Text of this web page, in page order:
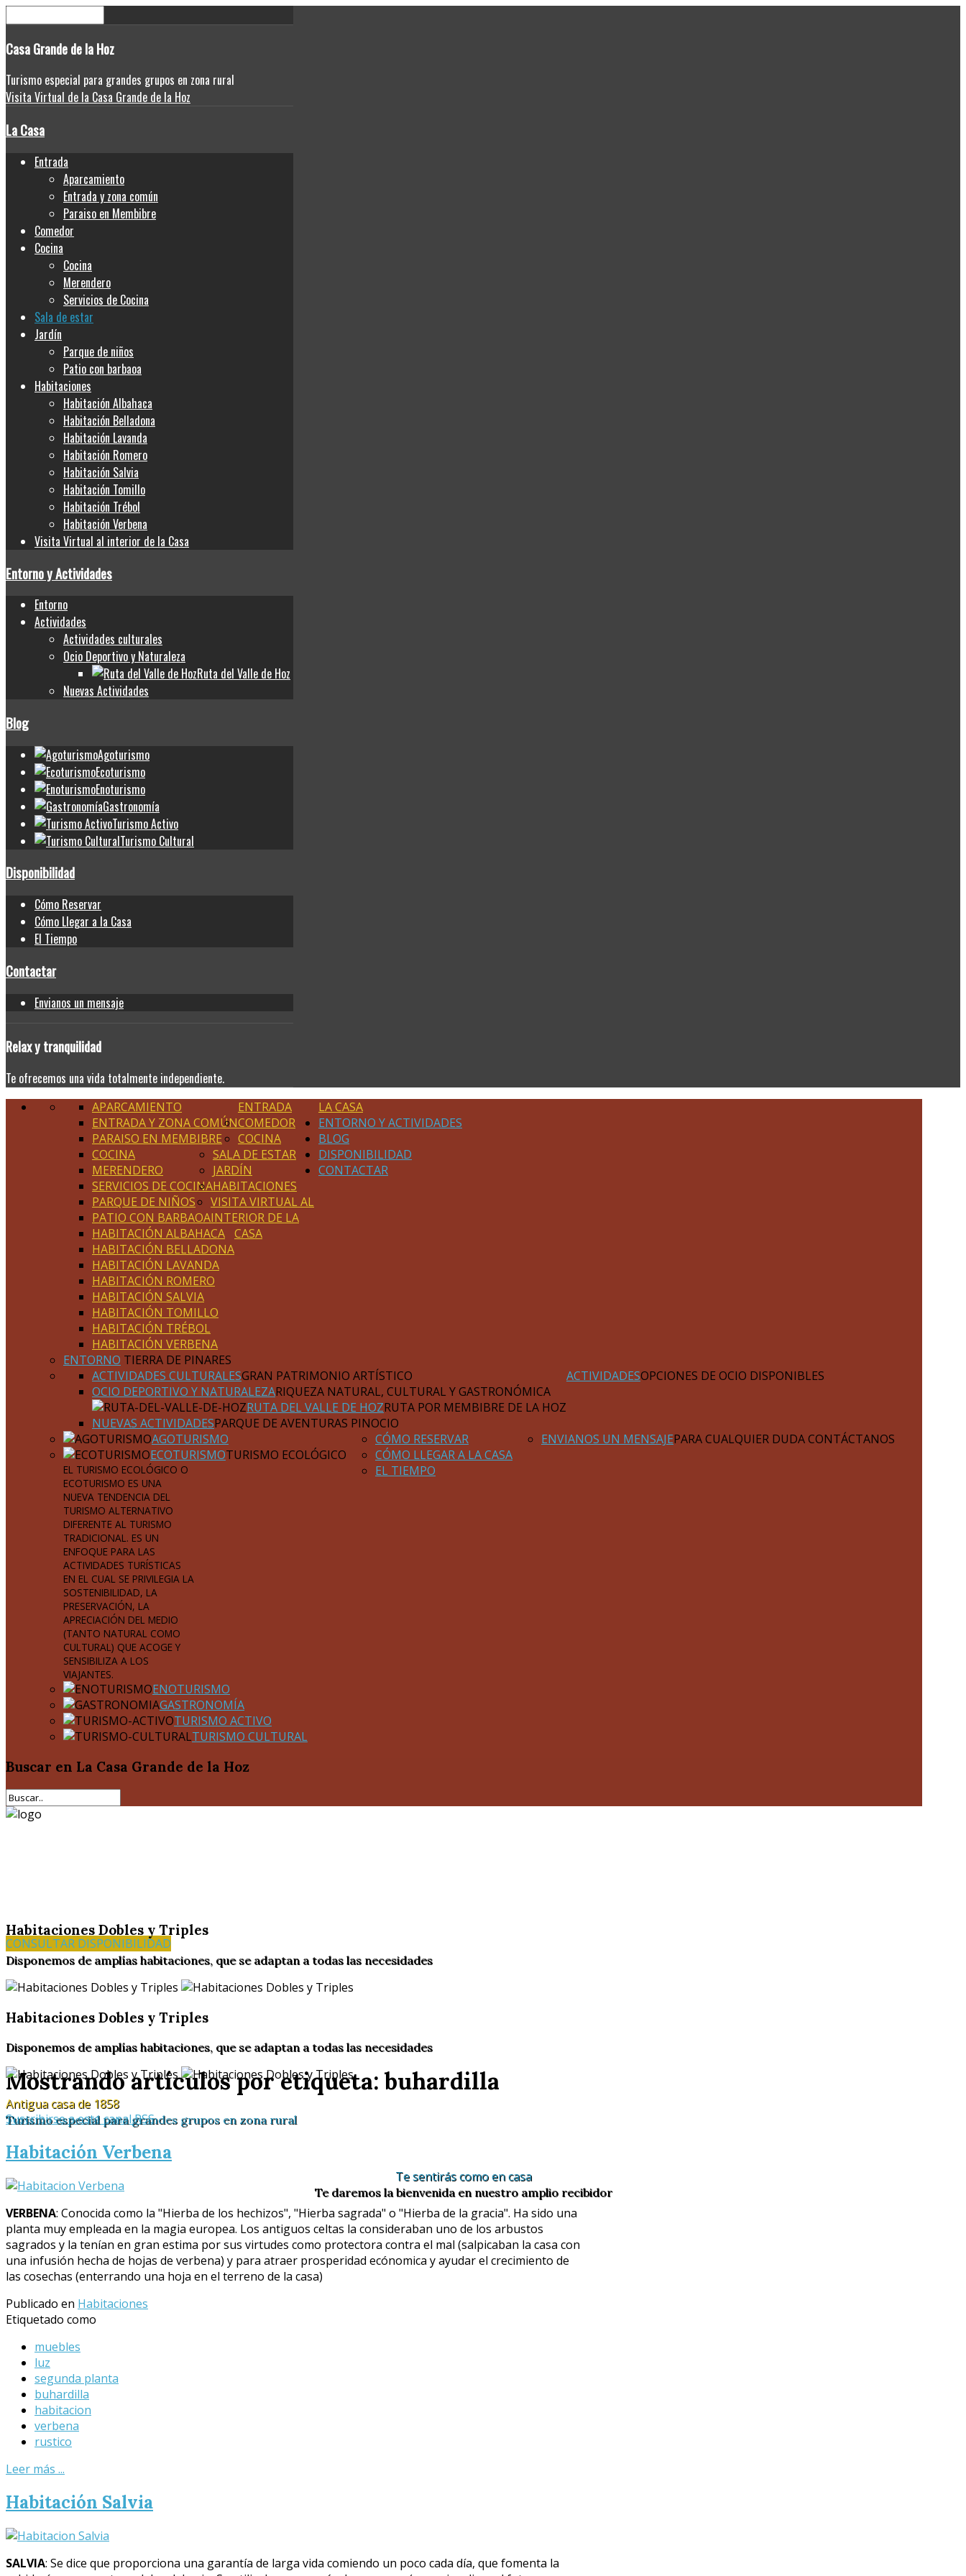
CasaGrande de la Hoz
Turismo especial para grandes grupos en zona rural
Visita Virtual de la Casa Grande de la Hoz
La Casa
Entrada
Aparcamiento
Entrada y zona común
Paraiso en Membibre
Comedor
Cocina
Cocina
Merendero
Servicios de Cocina
Sala de estar
Jardín
Parque de niños
Patio con barbaoa
Habitaciones
Habitación Albahaca
Habitación Belladona
Habitación Lavanda
Habitación Romero
Habitación Salvia
Habitación Tomillo
Habitación Trébol
Habitación Verbena
Visita Virtual al interior de la Casa
Entorno y Actividades
Entorno
Actividades
Actividades culturales
Ocio Deportivo y Naturaleza
Ruta del Valle de Hoz
Nuevas Actividades
Blog
Agoturismo
Ecoturismo
Enoturismo
Gastronomía
Turismo Activo
Turismo Cultural
Disponibilidad
Cómo Reservar
Cómo Llegar a la Casa
El Tiempo
Contactar
Envianos un mensaje
Relaxy tranquilidad
Te ofrecemos una vida totalmente independiente.
LA CASA
ENTRADA
APARCAMIENTO
ENTRADA Y ZONA COMÚN
PARAISO EN MEMBIBRE
COMEDOR
COCINA
COCINA
MERENDERO
SERVICIOS DE COCINA
SALA DE ESTAR
JARDÍN
PARQUE DE NIÑOS
PATIO CON BARBAOA
HABITACIONES
HABITACIÓN ALBAHACA
HABITACIÓN BELLADONA
HABITACIÓN LAVANDA
HABITACIÓN ROMERO
HABITACIÓN SALVIA
HABITACIÓN TOMILLO
HABITACIÓN TRÉBOL
HABITACIÓN VERBENA
VISITA VIRTUAL AL
INTERIOR DE LA
CASA
ENTORNO Y ACTIVIDADES
ENTORNO TIERRA DE PINARES
ACTIVIDADESOPCIONES DE OCIO DISPONIBLES
ACTIVIDADES CULTURALESGRAN PATRIMONIO ARTÍSTICO
OCIO DEPORTIVO Y NATURALEZARIQUEZA NATURAL, CULTURAL Y GASTRONÓMICA
RUTA DEL VALLE DE HOZRUTA POR MEMBIBRE DE LA HOZ
NUEVAS ACTIVIDADESPARQUE DE AVENTURAS PINOCIO
BLOG
AGOTURISMO
ECOTURISMOTURISMO ECOLÓGICO
EL TURISMO ECOLÓGICO O
ECOTURISMO ES UNA
NUEVA TENDENCIA DEL
TURISMO ALTERNATIVO
DIFERENTE AL TURISMO
TRADICIONAL. ES UN
ENFOQUE PARA LAS
ACTIVIDADES TURÍSTICAS
EN EL CUAL SE PRIVILEGIA LA
SOSTENIBILIDAD, LA
PRESERVACIÓN, LA
APRECIACIÓN DEL MEDIO
(TANTO NATURAL COMO
CULTURAL) QUE ACOGE Y
SENSIBILIZA A LOS
VIAJANTES.
ENOTURISMO
GASTRONOMÍA
TURISMO ACTIVO
TURISMO CULTURAL
DISPONIBILIDAD
CÓMO RESERVAR
CÓMO LLEGAR A LA CASA
EL TIEMPO
CONTACTAR
ENVIANOS UN MENSAJEPARA CUALQUIER DUDA CONTÁCTANOS
Buscar en La Casa Grande de la Hoz
Habitaciones Dobles y Triples
Disponemos de amplías habitaciones, que se adaptan a todas las necesidades
Habitaciones Dobles y Triples
Disponemos de amplías habitaciones, que se adaptan a todas las necesidades
Antigua casa de 1858
Turismo especial para grandes grupos en zona rural
Te sentirás como en casa
Te daremos la bienvenida en nuestro amplio recibidor
CONSULTAR DISPONIBILIDAD
Mostrando artículos por etiqueta: buhardilla
Suscribirse a este canal RSS
Habitación Verbena
VERBENA: Conocida como la "Hierba de los hechizos", "Hierba sagrada" o "Hierba de la gracia". Ha sido una
planta muy empleada en la magia europea. Los antiguos celtas la consideraban uno de los arbustos
sagrados y la tenían en gran estima por sus virtudes como protectora contra el mal (salpicaban la casa con
una infusión hecha de hojas de verbena) y para atraer prosperidad ecónomica y ayudar el crecimiento de
las cosechas (enterrando una hoja en el terreno de la casa)
Publicado en Habitaciones
Etiquetado como
muebles
luz
segunda planta
buhardilla
habitacion
verbena
rustico
Leer más ...
Habitación Salvia
SALVIA: Se dice que proporciona una garantía de larga vida comiendo un poco cada día, que fomenta la